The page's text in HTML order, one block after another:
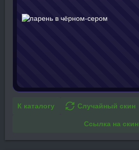
К каталогу Случайный скин
Ссылка на скин